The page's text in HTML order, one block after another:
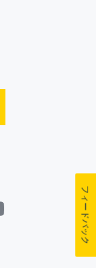
フィードバック